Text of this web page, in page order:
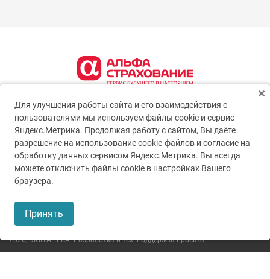
2026,DIGITAL.ERA. Разработка и тех. поддержка проекта
Для улучшения работы сайта и его взаимодействия с
пользователями мы используем файлы cookie и сервис
Яндекс.Метрика. Продолжая работу с сайтом, Вы даёте
разрешение на использование cookie-файлов и согласие на
обработку данных сервисом Яндекс.Метрика. Вы всегда
можете отключить файлы cookie в настройках Вашего
браузера.
Принять